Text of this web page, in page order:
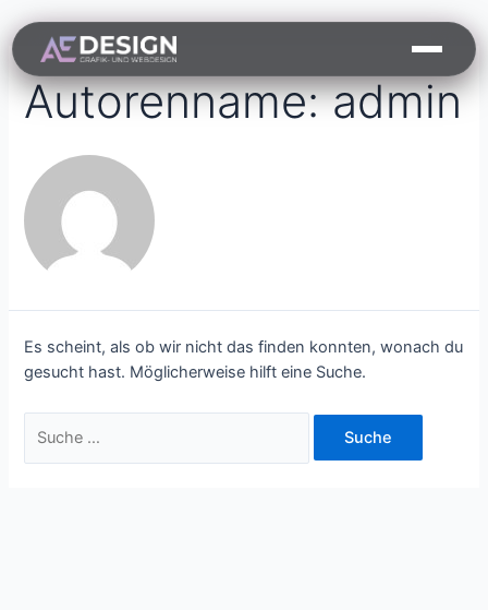
Autorenname: admin
Es scheint, als ob wir nicht das finden konnten, wonach du
gesucht hast. Möglicherweise hilft eine Suche.